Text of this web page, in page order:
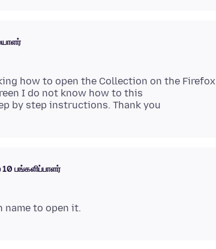
how to open the Collection on the Firefox
I do not know how to this
10 பங்களிப்பாளர்